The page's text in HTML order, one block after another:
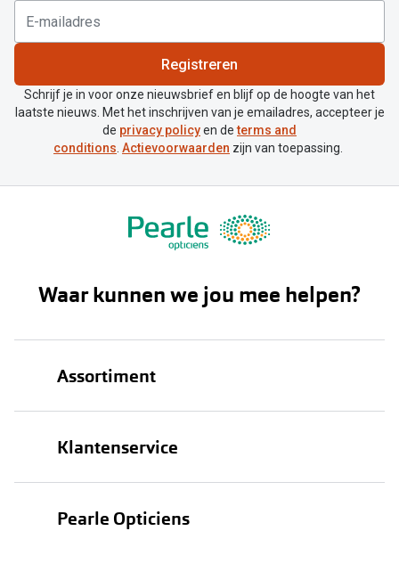
Registreren
Schrijf je in voor onze nieuwsbrief en blijf op de hoogte van het
laatste nieuws. Met het inschrijven van je emailadres, accepteer je
de privacy policyen determs and
conditions. Actievoorwaarden zijn van toepassing.
Waar kunnen we jou mee helpen?
Assortiment
Klantenservice
Verzending
Pearle Opticiens